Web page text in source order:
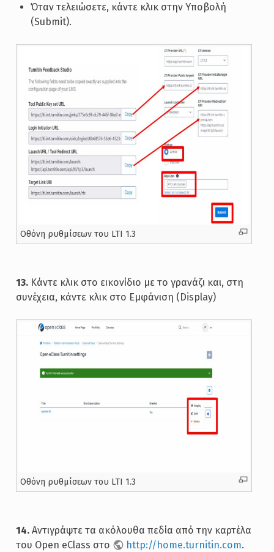
Όταν τελειώσετε, κάντε κλικ στην Υποβολή
(Submit).
Oθόνη ρυθμίσεων του LTI 1.3
13.Κάντε κλικ στο εικονίδιο με το γρανάζι και, στη
συνέχεια, κάντε κλικ στο Εμφάνιση (Display)
Oθόνη ρυθμίσεων του LTI 1.3
14.Αντιγράψτε τα ακόλουθα πεδία από την καρτέλα
του Open eClass στο
http://home.turnitin.com.